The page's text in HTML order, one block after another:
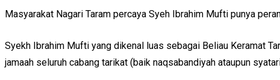
Masyarakat Nagari Taram percaya Syeh Ibrahim Mufti punya
Syekh Ibrahim Mufti yang dikenal luas sebagai Beliau Keramat
jamaah seluruh cabang tarikat (baik naqsabandiyah ataupun